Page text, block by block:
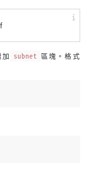
subnet 區塊。格式